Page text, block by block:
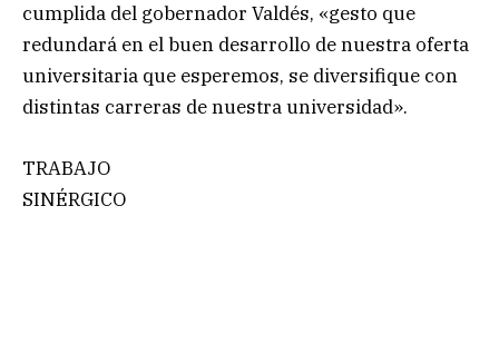
cumplida del gobernador Valdés, «gesto que
redundará en el buen desarrollo de nuestra oferta
universitaria que esperemos, se diversifique con
distintas carreras de nuestra universidad».
TRABAJO
SINÉRGICO